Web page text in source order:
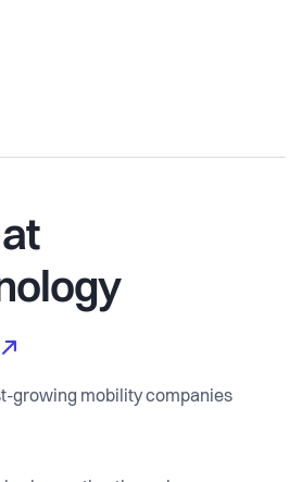
growing mobility companies